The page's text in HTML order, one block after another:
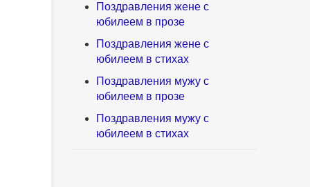
Поздравления жене с
юбилеем в прозе
Поздравления жене с
юбилеем в стихах
Поздравления мужу с
юбилеем в прозе
Поздравления мужу с
юбилеем в стихах